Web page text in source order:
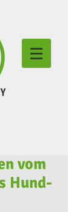
vom
Hund-